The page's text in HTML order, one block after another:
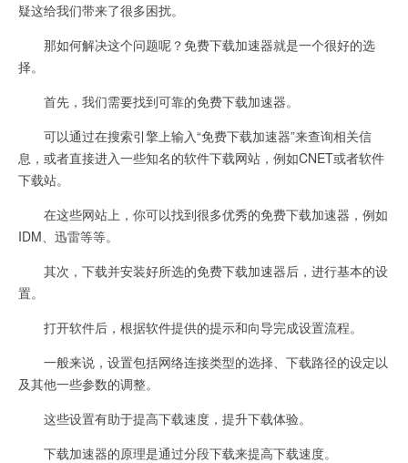
疑这给我们带来了很多困扰。
那如何解决这个问题呢？免费下载加速器就是一个很好的选
择。
首先，我们需要找到可靠的免费下载加速器。
可以通过在搜索引擎上输入“免费下载加速器”来查询相关信
息，或者直接进入一些知名的软件下载网站，例如CNET或者软件
下载站。
在这些网站上，你可以找到很多优秀的免费下载加速器，例如
IDM、迅雷等等。
其次，下载并安装好所选的免费下载加速器后，进行基本的设
置。
打开软件后，根据软件提供的提示和向导完成设置流程。
一般来说，设置包括网络连接类型的选择、下载路径的设定以
及其他一些参数的调整。
这些设置有助于提高下载速度，提升下载体验。
下载加速器的原理是通过分段下载来提高下载速度。